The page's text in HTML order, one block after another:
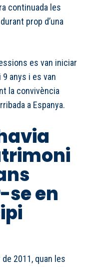
continuada les
prop d’una
es van iniciar
anys i es van
la convivència
a Espanya.
se en
2011, quan les